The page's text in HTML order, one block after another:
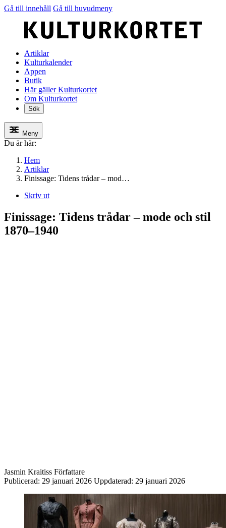
Gå till innehåll Gå till huvudmeny
Artiklar
Kulturkalender
Appen
Butik
Här gäller Kulturkortet
Om Kulturkortet
Sök
Meny
Du är här:
Hem
Artiklar
Finissage: Tidens trådar – mod…
Skriv ut
Finissage: Tidens trådar – mode och stil
1870–1940
Jasmin Kraitiss Författare
Publicerad: 29 januari 2026 Uppdaterad: 29 januari 2026